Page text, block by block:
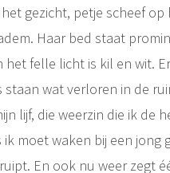
gezicht, petje scheef op
Haar bed staat
felle licht is kil en wit.
wat verloren in de
lijf, die weerzin die ik de
moet waken bij een jong
En ook nu weer zegt